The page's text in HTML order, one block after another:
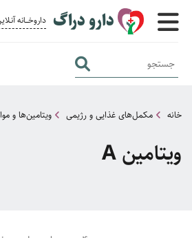
دارو دراگ داروخــــانه
خانه مکمل‌های غذایی و رژیمی ویتامین‌ها و
ویتامین A